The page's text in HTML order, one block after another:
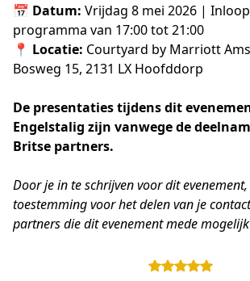
📅 Datum: Vrijdag 8 mei 2026 |
programma van 17:00 tot 21:00
📍 Locatie: Courtyard by Marriott
Bosweg 15, 2131 LX Hoofddorp
De presentaties tijdens dit
Engelstalig zijn vanwege de
Britse partners.
Door je in te schrijven voor dit
toestemming voor het delen van je
partners die dit evenement mede